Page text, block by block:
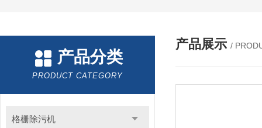
产品分类
PRODUCT CATEGORY
格栅除污机
产品展示 /